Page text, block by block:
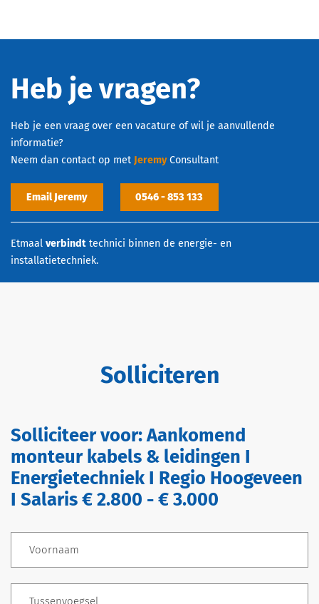
Heb je vragen?
Heb je een vraag over een vacature of wil je aanvullende
informatie?
Neem dan contact op met Jeremy Consultant
Email Jeremy 0546 - 853 133
Etmaal verbindt technici binnen de energie- en
installatietechniek.
Solliciteren
Solliciteer voor:Aankomend
monteur kabels & leidingen I
Energietechniek I Regio Hoogeveen
I Salaris € 2.800 - € 3.000